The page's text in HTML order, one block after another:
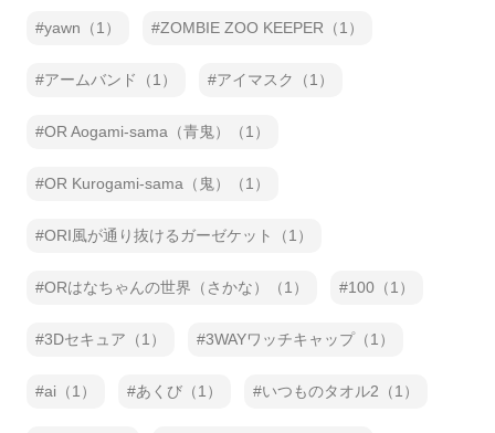
yawn（1） ZOMBIE ZOO KEEPER（1）
アームバンド（1） アイマスク（1）
OR Aogami-sama（青鬼）（1）
OR Kurogami-sama（鬼）（1）
ORI風が通り抜けるガーゼケット（1）
ORはなちゃんの世界（さかな）（1） 100（1）
3Dセキュア（1） 3WAYワッチキャップ（1）
ai（1） あくび（1） いつものタオル2（1）